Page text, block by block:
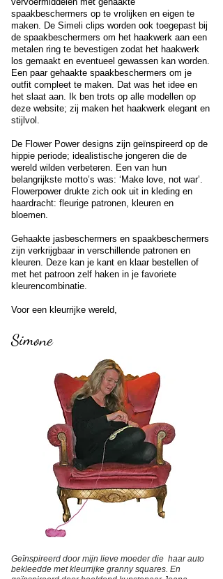
spaakbeschermers op te vrolijken en eigen te
maken. De Simeli clips worden ook toegepast bij
de spaakbeschermers om het haakwerk aan een
metalen ring te bevestigen zodat het haakwerk
los gemaakt en eventueel gewassen kan worden.
Een paar gehaakte spaakbeschermers om je
outfit compleet te maken. Dat was het idee en
het slaat aan. Ik ben trots op alle modellen op
deze website; zij maken het haakwerk elegant en
stijlvol.
De Flower Power designs zijn geïnspireerd op de
hippie periode; idealistische jongeren die de
wereld wilden verbeteren. Een van hun
belangrijkste motto’s was: ‘Make love, not war’.
Flowerpower drukte zich ook uit in kleding en
haardracht: fleurige patronen, kleuren en
bloemen.
Gehaakte jasbeschermers en spaakbeschermers
zijn verkrijgbaar in verschillende patronen en
kleuren. Deze kan je kant en klaar bestellen of
met het patroon zelf haken in je favoriete
kleurencombinatie.
Voor een kleurrijke wereld,
Simone
Geïnspireerd door mijn lieve moeder die haar auto
bekleedde met kleurrijke granny squares. En